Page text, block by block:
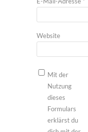
Website
Mit der
Nutzung
dieses
Formulars
erklärst du